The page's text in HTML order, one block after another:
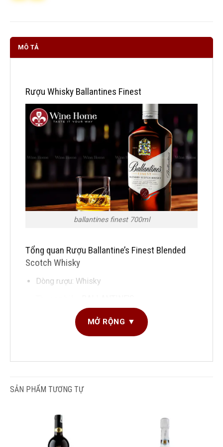
MÔ TẢ
Rượu Whisky Ballantines Finest
ballantines finest 700ml
Tổng quan Rượu Ballantine’s Finest Blended
Scotch Whisky
Dòng rượu: Whisky
Phiên bản: Hộp thường
Loại: Nhập khẩu/xách tay
Nồng độ: 40%
Đặc điểm Rượu Ballantine’s Finest Blended Scotch
MỞ RỘNG ▼
SẢN PHẨM TƯƠNG TỰ